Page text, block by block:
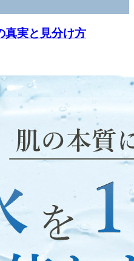
真実と見分け方